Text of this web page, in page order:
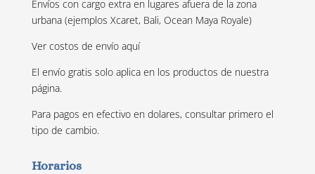
Envíos con cargo extra en lugares afuera de la zona
urbana (ejemplos Xcaret, Bali, Ocean Maya Royale)
Ver costos de envío aquí
El envío gratis solo aplica en los productos de nuestra
página.
Para pagos en efectivo en dolares, consultar primero el
tipo de cambio.
Horarios